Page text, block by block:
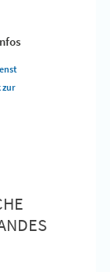
zur